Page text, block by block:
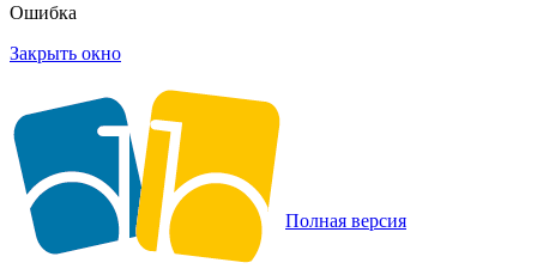
Ошибка
Закрыть окно
Полная версия